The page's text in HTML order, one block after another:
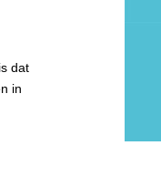
dat
in